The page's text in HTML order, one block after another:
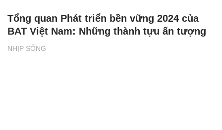
NHỊP SỐNG
Tổng quan Phát triển bền vững 2024 của
BAT Việt Nam: Những thành tựu ấn tượng